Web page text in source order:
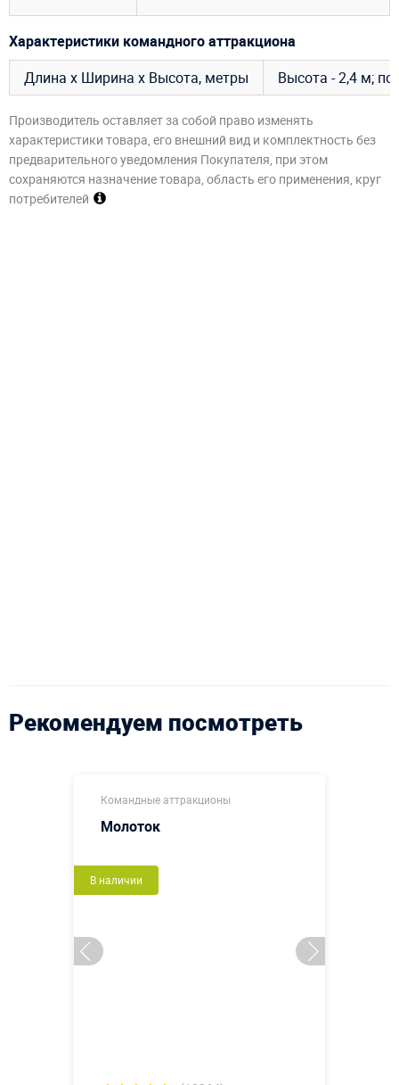
Характеристики командного аттракциона
Длина х Ширина х Высота, метры
Высота - 2,4 м;
Производитель оставляет за собой право изменять
характеристики товара, его внешний вид и комплектность без
предварительного уведомления Покупателя, при этом
сохраняются назначение товара, область его применения, круг
потребителей
Рекомендуем посмотреть
Командные аттракционы
Молоток
В наличии